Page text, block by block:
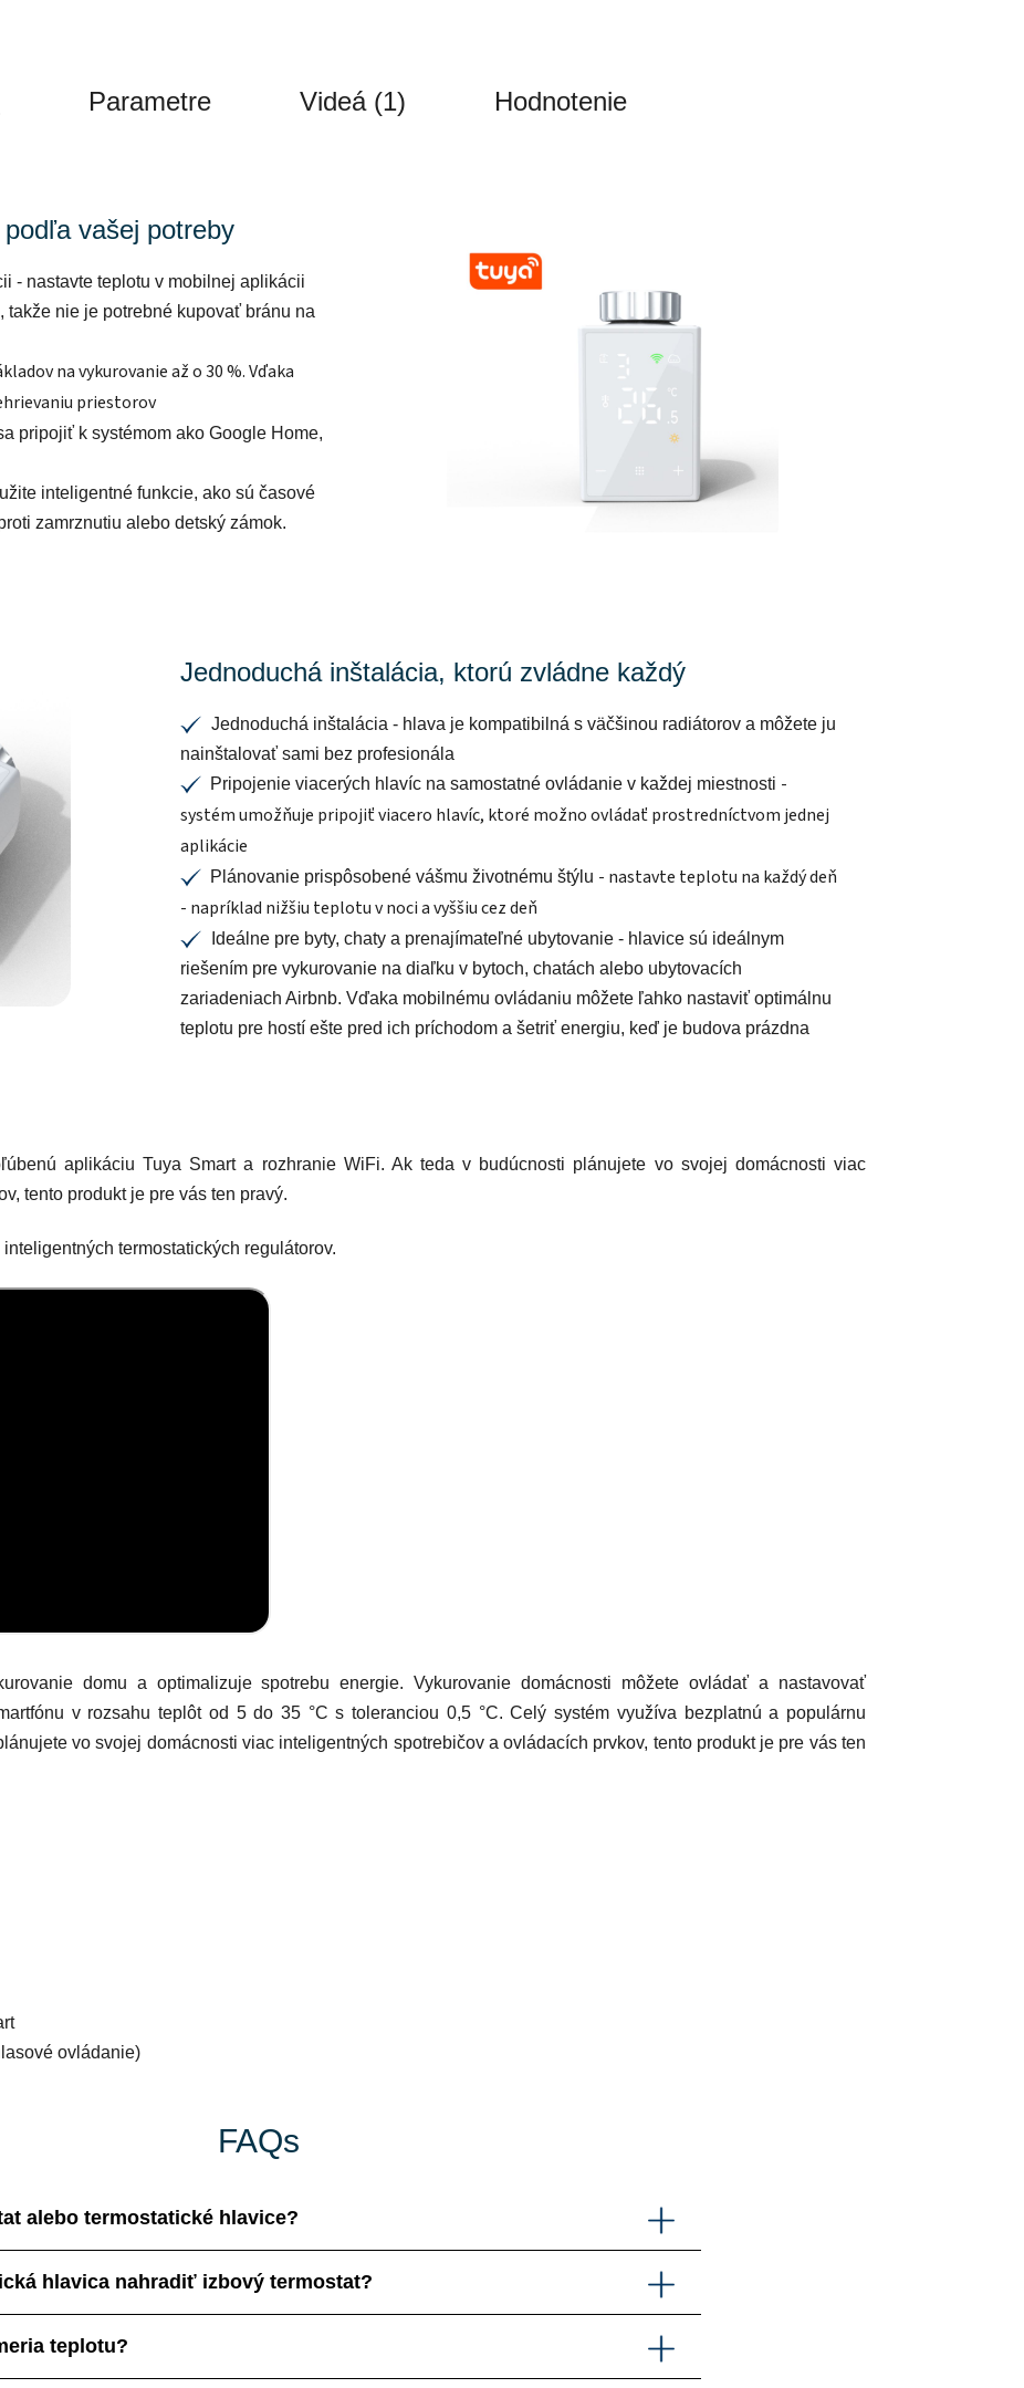
Parametre Videá (1) Hodnotenie
vašej potreby
- nastavte teplotu v mobilnej aplikácii
takže nie je potrebné kupovať bránu na
na vykurovanie až o 30 %. Vďaka
priestorov
pripojiť k systémom ako Google Home,
inteligentné funkcie, ako sú časové
zamrznutiu alebo detský zámok.
Jednoduchá inštalácia, ktorú zvládne každý
✔ Jednoduchá inštalácia -hlava je kompatibilná s väčšinou radiátorov a môžete ju
nainštalovať sami bez profesionála
✔ Pripojenie viacerých hlavíc na samostatné ovládanie v každej miestnosti -
systém umožňuje pripojiť viacero hlavíc, ktoré možno ovládať prostredníctvom jednej
aplikácie
✔ Plánovanie prispôsobené vášmu životnému štýlu - nastavte teplotu na každý deň
- napríklad nižšiu teplotu v noci a vyššiu cez deň
✔ Ideálne pre byty, chaty a prenajímateľné ubytovanie - hlavice sú ideálnym
riešením pre vykurovanie na diaľku v bytoch, chatách alebo ubytovacích
zariadeniach Airbnb. Vďaka mobilnému ovládaniu môžete ľahko nastaviť optimálnu
teplotu pre hostí ešte pred ich príchodom a šetriť energiu, keď je budova prázdna
aplikáciu Tuya Smart a rozhranie WiFi. Ak teda v budúcnosti plánujete vo svojej domácnosti viac
tento produkt je pre vás ten pravý.
termostatických regulátorov.
domu a optimalizuje spotrebu energie. Vykurovanie domácnosti môžete ovládať a nastavovať
v rozsahu teplôt od 5 do 35 °C s toleranciou 0,5 °C. Celý systém využíva bezplatnú a populárnu
vo svojej domácnosti viac inteligentných spotrebičov a ovládacích prvkov, tento produkt je pre vás ten
ovládanie)
FAQs
alebo termostatické hlavice?
hlavica nahradiť izbový termostat?
teplotu?